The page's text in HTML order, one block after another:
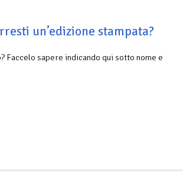
un’edizione stampata?
sapere indicando qui sotto nome e